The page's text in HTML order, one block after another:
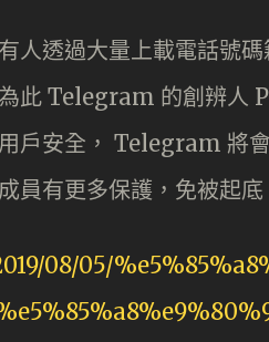
人透過大量上載電話號
此 Telegram 的創辨人
戶安全， Telegram 將
員有更多保護，免被起底
08/05/